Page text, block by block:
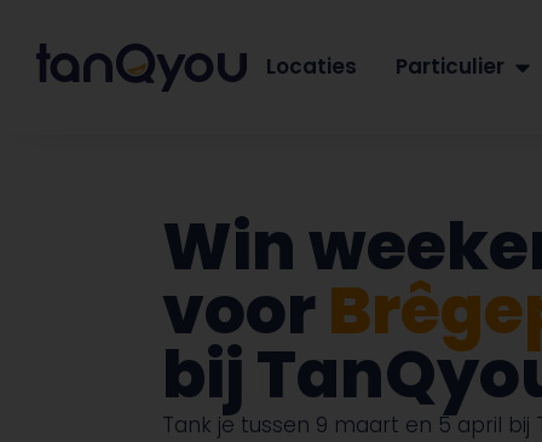
Locaties Particulier
Win
voor
bij
Tank je tussen 9 maart en 5 april bij